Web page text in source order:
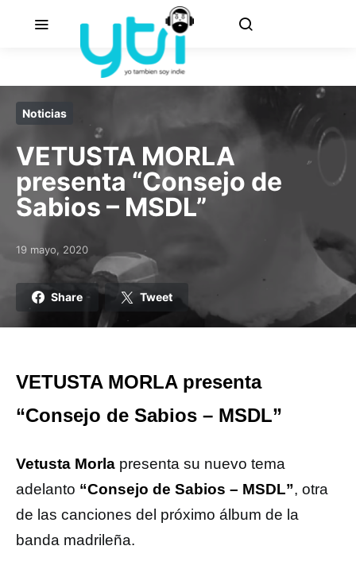
Noticias
VETUSTA MORLA
presenta “Consejo de
Sabios – MSDL”
Posted on
19 mayo, 2020
Share Tweet
VETUSTA MORLA presenta
“Consejo de Sabios – MSDL”
Vetusta Morla presenta su nuevo tema
adelanto “Consejo de Sabios – MSDL”, otra
de las canciones del próximo álbum de la
banda madrileña.